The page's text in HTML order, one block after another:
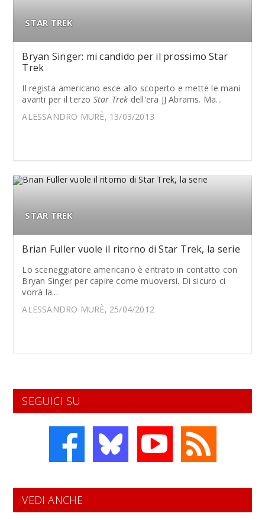
STAR TREK
Bryan Singer: mi candido per il prossimo Star
Trek
Il regista americano esce allo scoperto e mette le mani
avanti per il terzo Star Trek dell'era JJ Abrams. Ma...
ALESSANDRO MURÈ, 13/03/2013
STAR TREK
Brian Fuller vuole il ritorno di Star Trek, la serie
Lo sceneggiatore americano è entrato in contatto con
Bryan Singer per capire come muoversi. Di sicuro ci
vorrà la...
ALESSANDRO MURÈ, 25/04/2012
SEGUICI SU
VEDI ANCHE